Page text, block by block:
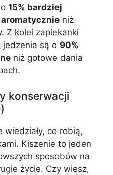
15% bardziej
niż
Z kolei zapiekanki
jedzenia są o 90%
niż gotowe dania
konserwacji
co robią,
Kiszenie to jeden
sposobów na
życie. Czy wiesz,